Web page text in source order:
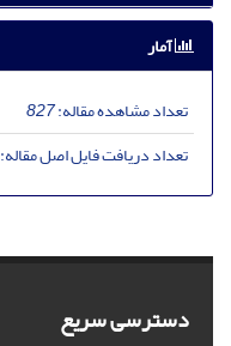
آمار
تعداد مشاهده مقاله:827
تعداد دریافت فایل اصل مقاله:
دسترسی سریع